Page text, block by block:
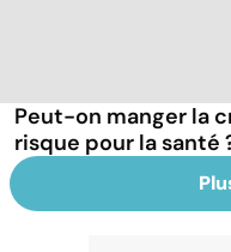
Peut-on manger la
risque pour la santé